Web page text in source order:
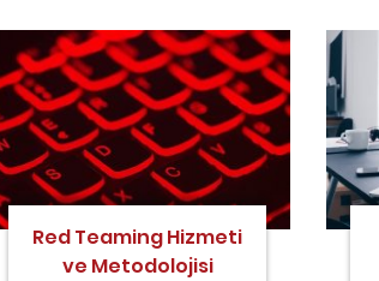
Red Teaming Hizmeti
ve Metodolojisi